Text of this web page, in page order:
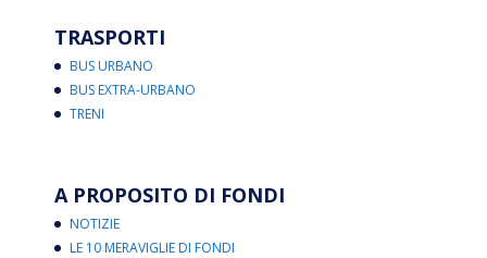
TRASPORTI
BUS URBANO
BUS EXTRA-URBANO
TRENI
A PROPOSITO DI FONDI
NOTIZIE
LE 10 MERAVIGLIE DI FONDI